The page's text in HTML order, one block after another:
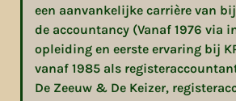
een aanvankelijke carrière van
de accountancy (Vanaf 1976 via
opleiding en eerste ervaring bij
vanaf 1985 als
De Zeeuw & De Keizer,